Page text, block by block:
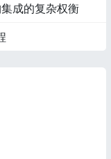
成的复杂权衡